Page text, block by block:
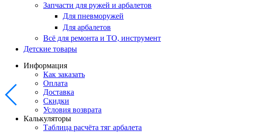
Запчасти для ружей и арбалетов
Для пневморужей
Для арбалетов
Всё для ремонта и ТО, инструмент
Детские товары
Информация
Как заказать
Оплата
Доставка
Скидки
Условия возврата
Калькуляторы
Таблица расчёта тяг арбалета